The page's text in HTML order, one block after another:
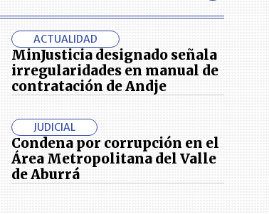
ACTUALIDAD
MinJusticia designado señala
irregularidades en manual de
contratación de Andje
JUDICIAL
Condena por corrupción en el
Área Metropolitana del Valle
de Aburrá